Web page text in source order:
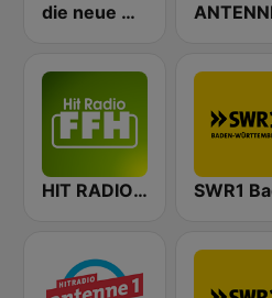
die neue welle
HIT RADIO FFH